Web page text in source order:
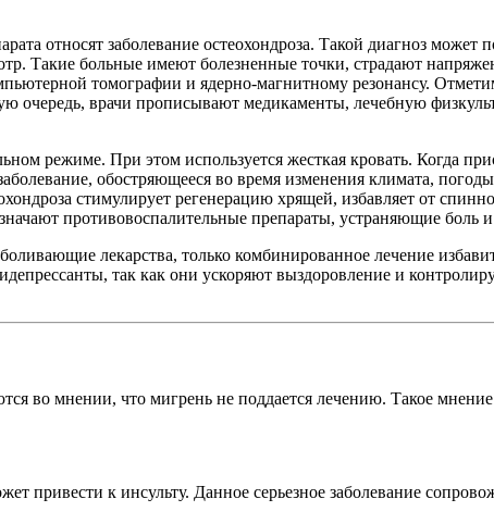
относят заболевание остеохондроза. Такой диагноз может
Такие больные имеют болезненные точки, страдают
томографии и ядерно-магнитному резонансу.
очередь, врачи прописывают медикаменты, лечебную
режиме. При этом используется жесткая кровать. Когда
обостряющееся во время изменения климата,
стимулирует регенерацию хрящей, избавляет от
противовоспалительные препараты, устраняющие боль
лекарства, только комбинированное лечение
так как они ускоряют выздоровление и
во мнении, что мигрень не поддается лечению. Такое
привести к инсульту. Данное серьезное заболевание